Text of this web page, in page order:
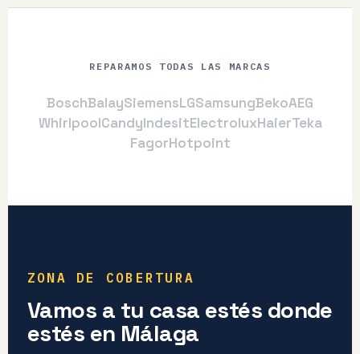
REPARAMOS TODAS LAS MARCAS
BoschBalaySiemensLGSamsungBekoAEG
WhirlpoolCandyIndesitElectroluxHaierTeka
FagorHotpoint
ZONA DE COBERTURA
Vamos a tu casa estés donde
estés en Málaga